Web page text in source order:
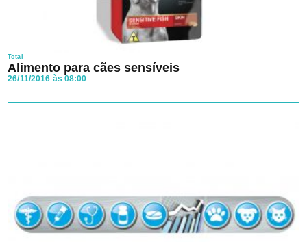
Total
Alimento para cães sensíveis
26/11/2016 às 08:00